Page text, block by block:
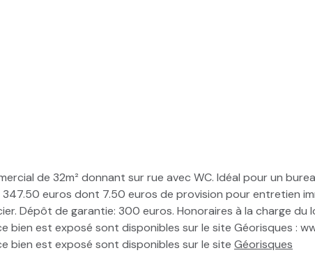
de 32m² donnant sur rue avec WC. Idéal pour un
euros dont 7.50 euros de provision pour entretien
Dépôt de garantie: 300 euros. Honoraires à la charge
bien est exposé sont disponibles sur le site Géorisques :
bien est exposé sont disponibles sur le site Géorisques